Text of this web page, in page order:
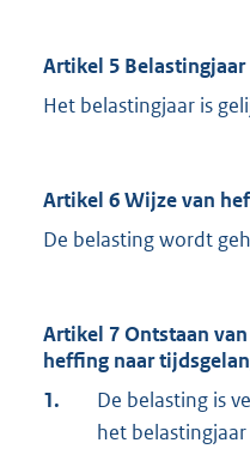
Artikel 5 Belastingjaar
Het belastingjaar is
Artikel 6 Wijze van
De belasting wordt
Artikel 7 Ontstaan
heffing naar
1.
De belasting is
het